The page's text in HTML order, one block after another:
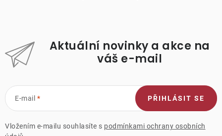
Aktuální novinky a akce na
váš e-mail
E-mail
Vložením e-mailu souhlasíte s podmínkami ochrany osobních
PŘIHLÁSIT SE